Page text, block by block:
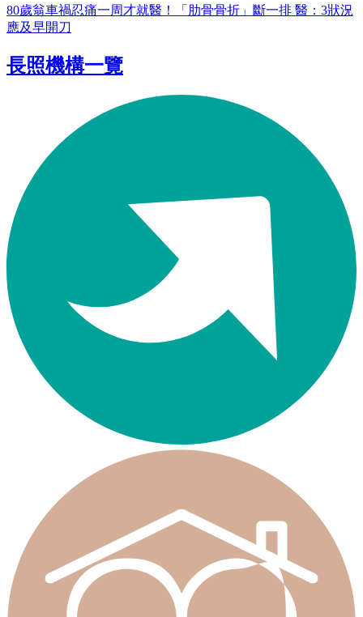
80歲翁車禍忍痛一周才就醫！「肋骨骨折」斷一排 醫：3狀況
應及早開刀
長照機構一覽